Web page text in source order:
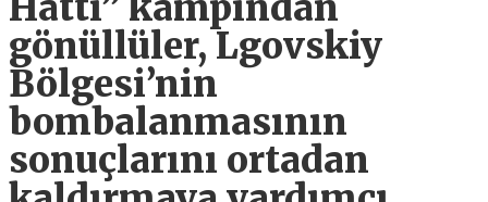
gönüllüler, Lgovskiy
Bölgesi’nin
bombalanmasının
sonuçlarını ortadan